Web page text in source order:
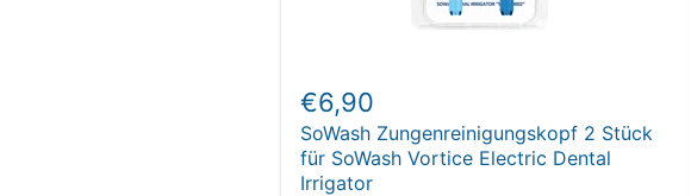
€6,90
SoWash Zungenreinigungskopf 2 Stück
für SoWash Vortice Electric Dental
Irrigator